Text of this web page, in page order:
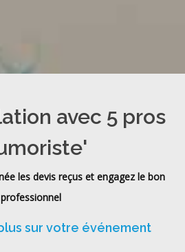
avec 5 pros
les devis reçus et engagez le bon
professionnel
sur votre événement